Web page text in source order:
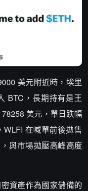
美元附近時，埃里
BTC，長期持有是王
美元，單日跌幅
在喊單前後拋售
與市場拋壓高峰高度
資產作為國家儲備的